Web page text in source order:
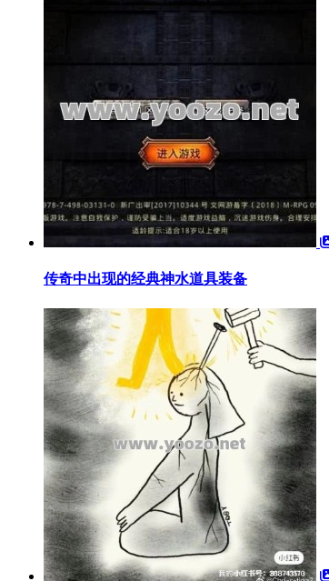
传奇中出现的经典神水道具装备